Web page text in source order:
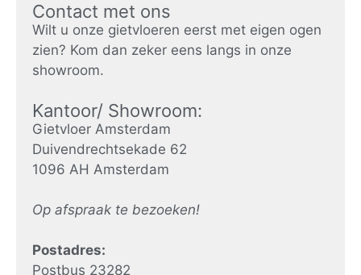
Contact met ons
Wilt u onze gietvloeren eerst met eigen ogen
zien? Kom dan zeker eens langs in onze
showroom.
Kantoor/ Showroom:
Gietvloer Amsterdam
Duivendrechtsekade 62
1096 AH Amsterdam
Op afspraak te bezoeken!
Postadres:
Postbus 23282